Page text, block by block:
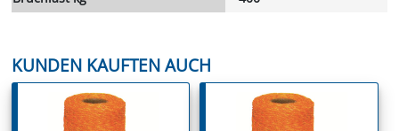
KUNDEN KAUFTEN AUCH